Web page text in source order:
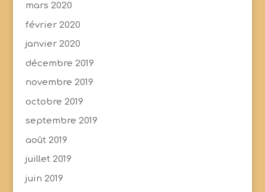
mars 2020
février 2020
janvier 2020
décembre 2019
novembre 2019
octobre 2019
septembre 2019
août 2019
juillet 2019
juin 2019